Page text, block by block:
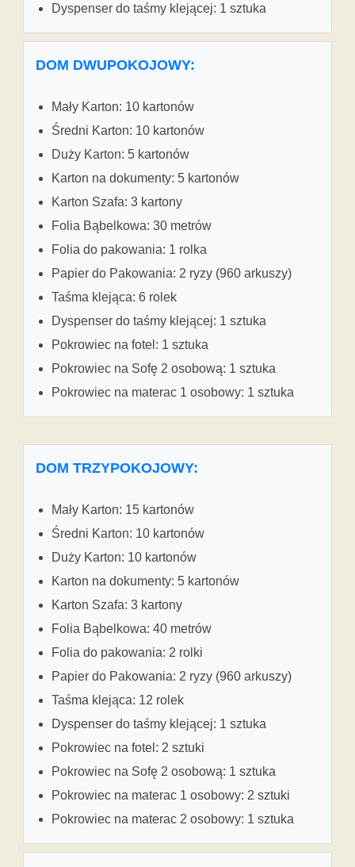
Dyspenser do taśmy klejącej: 1 sztuka
DOM DWUPOKOJOWY:
Mały Karton: 10 kartonów
Średni Karton: 10 kartonów
Duży Karton: 5 kartonów
Karton na dokumenty: 5 kartonów
Karton Szafa: 3 kartony
Folia Bąbelkowa: 30 metrów
Folia do pakowania: 1 rolka
Papier do Pakowania: 2 ryzy (960 arkuszy)
Taśma klejąca: 6 rolek
Dyspenser do taśmy klejącej: 1 sztuka
Pokrowiec na fotel: 1 sztuka
Pokrowiec na Sofę 2 osobową: 1 sztuka
Pokrowiec na materac 1 osobowy: 1 sztuka
DOM TRZYPOKOJOWY:
Mały Karton: 15 kartonów
Średni Karton: 10 kartonów
Duży Karton: 10 kartonów
Karton na dokumenty: 5 kartonów
Karton Szafa: 3 kartony
Folia Bąbelkowa: 40 metrów
Folia do pakowania: 2 rolki
Papier do Pakowania: 2 ryzy (960 arkuszy)
Taśma klejąca: 12 rolek
Dyspenser do taśmy klejącej: 1 sztuka
Pokrowiec na fotel: 2 sztuki
Pokrowiec na Sofę 2 osobową: 1 sztuka
Pokrowiec na materac 1 osobowy: 2 sztuki
Pokrowiec na materac 2 osobowy: 1 sztuka